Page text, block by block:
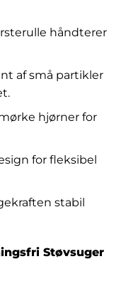
håndterer
af små partikler
hjørner for
for fleksibel
stabil
Støvsuger